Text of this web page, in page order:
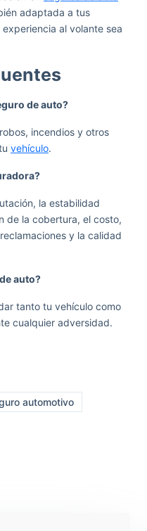
adaptada a tus
al volante sea
de auto?
incendios y otros
vehículo.
la estabilidad
de la cobertura, el costo,
y la calidad
auto?
tanto tu vehículo como
cualquier adversidad.
automotivo